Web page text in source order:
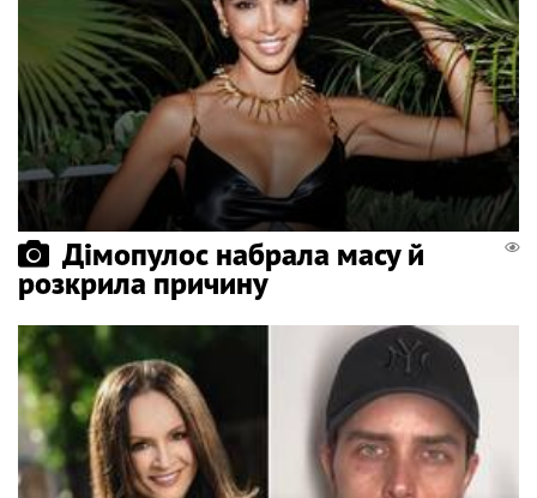
Дімопулос набрала масу й
розкрила причину